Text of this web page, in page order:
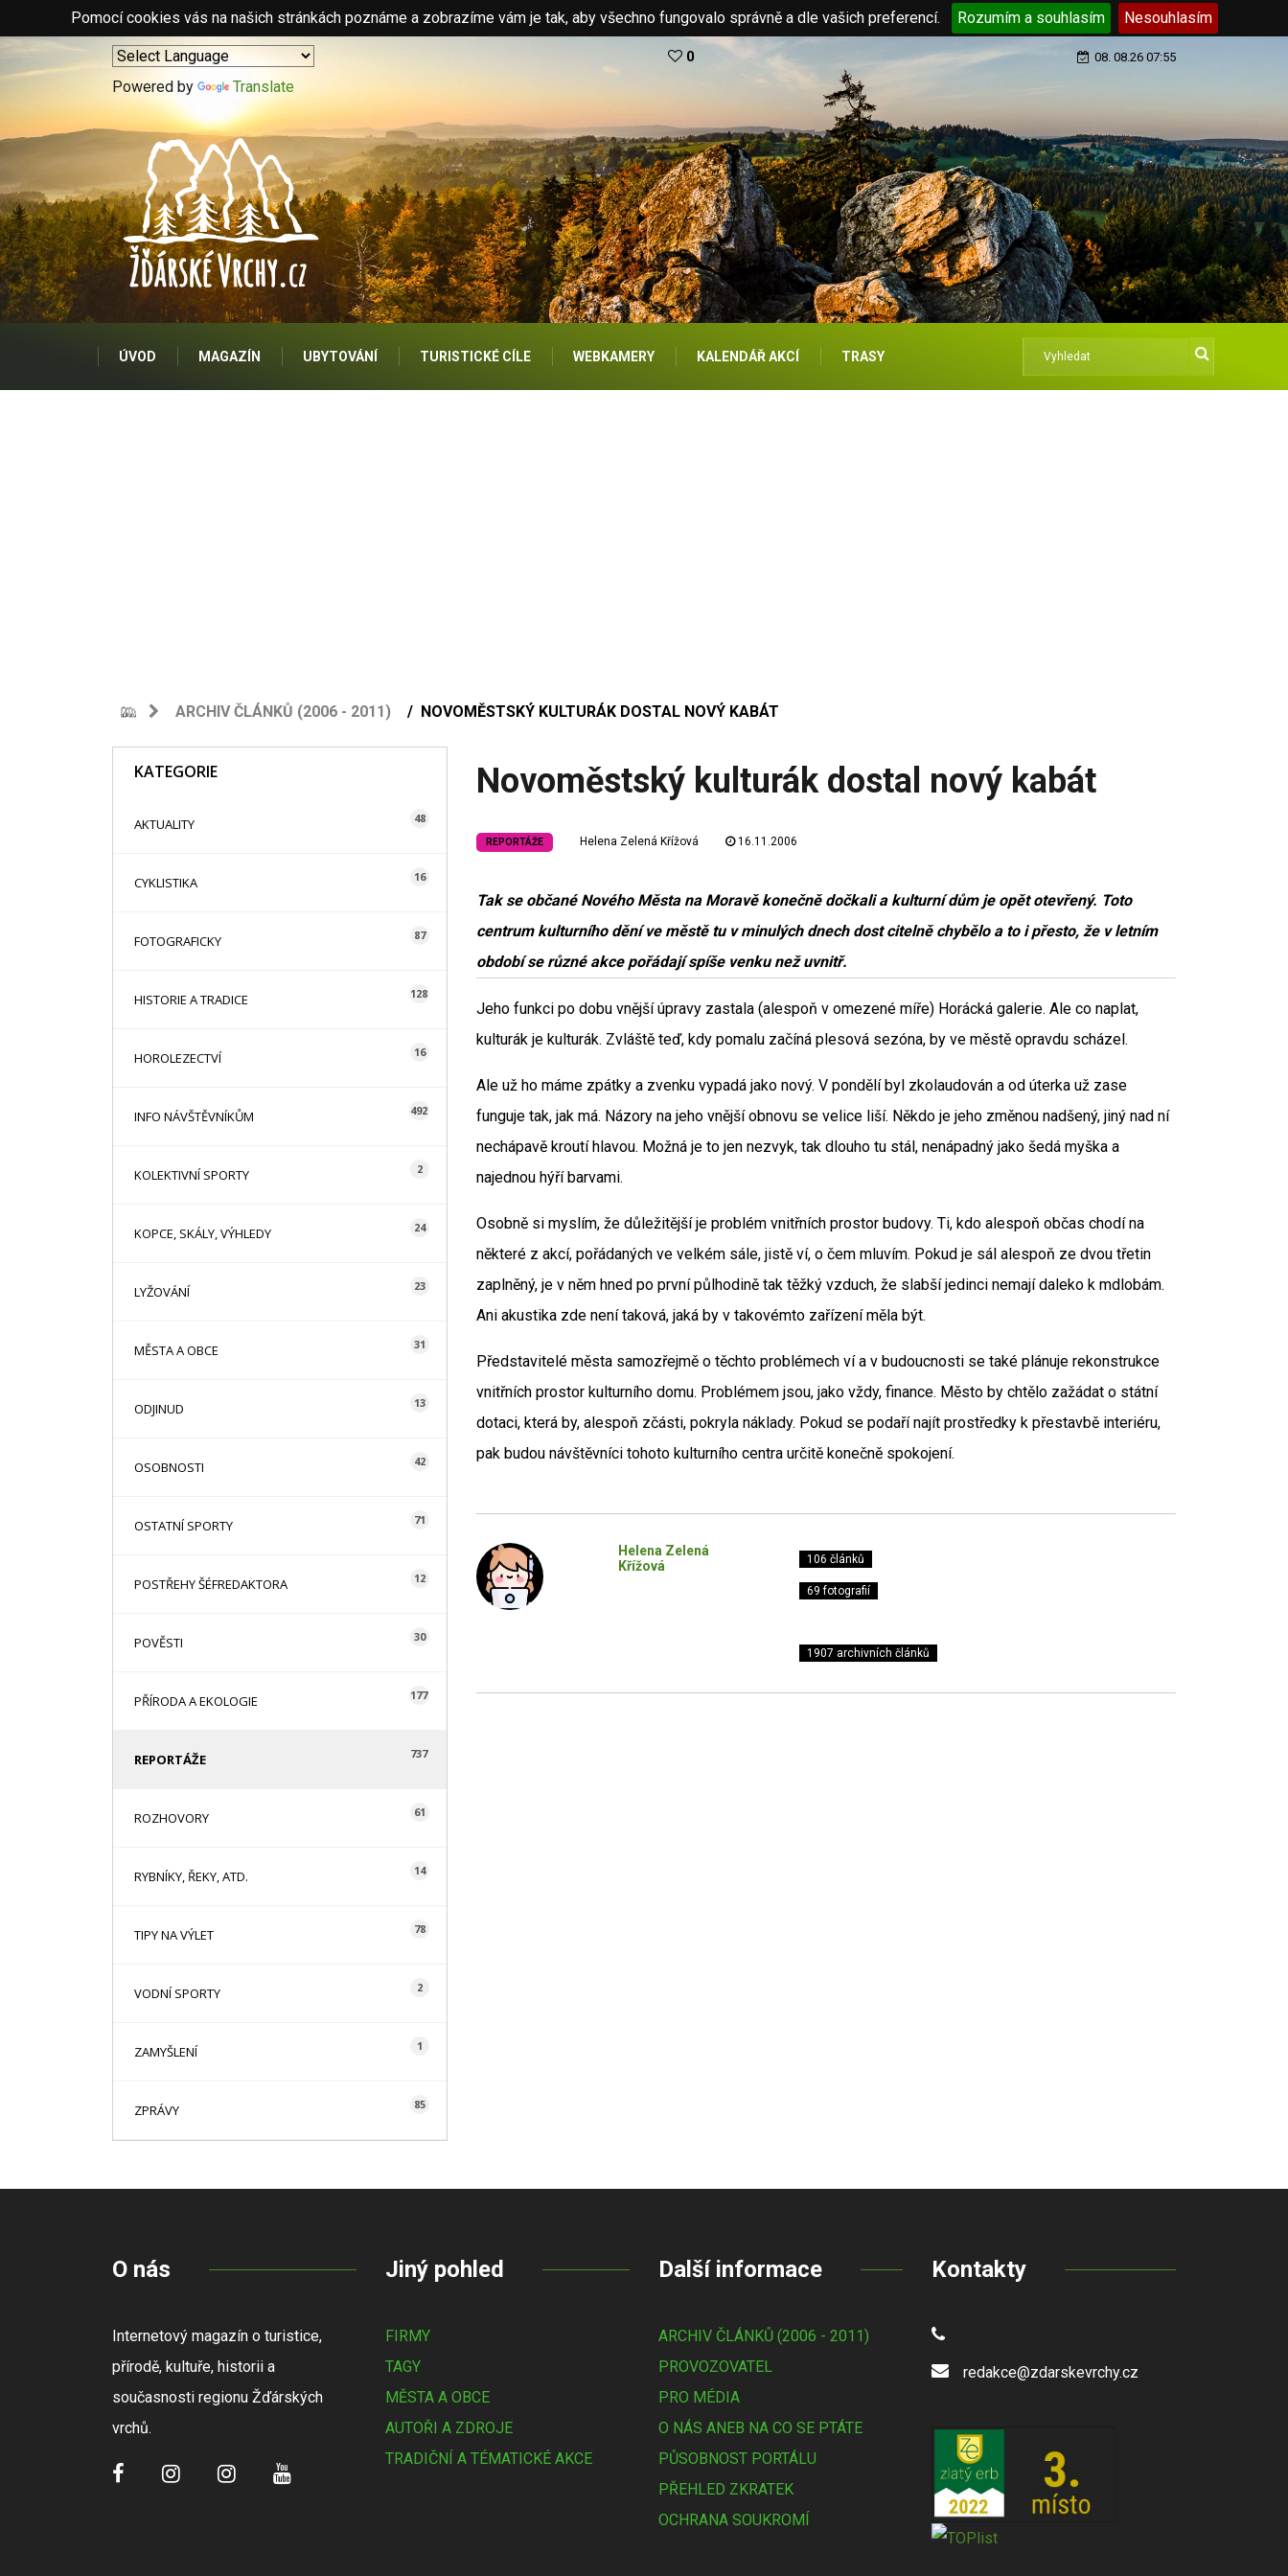
Pomocí cookies vás na našich stránkách poznáme a zobrazíme vám je tak, aby všechno fungovalo správně a dle vašich preferencí. Rozumím a souhlasím Nesouhlasím
Powered by Translate
0 08. 08.26 07:55
ÚVOD MAGAZÍN UBYTOVÁNÍ TURISTICKÉ CÍLE WEBKAMERY KALENDÁŘ AKCÍ TRASY
ARCHIV ČLÁNKŮ (2006 - 2011) NOVOMĚSTSKÝ KULTURÁK DOSTAL NOVÝ KABÁT
KATEGORIE
AKTUALITY 48
CYKLISTIKA 16
FOTOGRAFICKY 87
HISTORIE A TRADICE 128
HOROLEZECTVÍ 16
INFO NÁVŠTĚVNÍKŮM 492
KOLEKTIVNÍ SPORTY 2
KOPCE, SKÁLY, VÝHLEDY 24
LYŽOVÁNÍ 23
MĚSTA A OBCE 31
ODJINUD 13
OSOBNOSTI 42
OSTATNÍ SPORTY 71
POSTŘEHY ŠÉFREDAKTORA 12
POVĚSTI 30
PŘÍRODA A EKOLOGIE 177
REPORTÁŽE 737
ROZHOVORY 61
RYBNÍKY, ŘEKY, ATD. 14
TIPY NA VÝLET 78
VODNÍ SPORTY 2
ZAMYŠLENÍ 1
ZPRÁVY 85
Novoměstský kulturák dostal nový kabát
REPORTÁŽE Helena Zelená Křížová 16.11.2006
Tak se občané Nového Města na Moravě konečně dočkali a kulturní dům je opět otevřený. Toto
centrum kulturního dění ve městě tu v minulých dnech dost citelně chybělo a to i přesto, že v letním
období se různé akce pořádají spíše venku než uvnitř.
Jeho funkci po dobu vnější úpravy zastala (alespoň v omezené míře) Horácká galerie. Ale co naplat,
kulturák je kulturák. Zvláště teď, kdy pomalu začíná plesová sezóna, by ve městě opravdu scházel.
Ale už ho máme zpátky a zvenku vypadá jako nový. V pondělí byl zkolaudován a od úterka už zase
funguje tak, jak má. Názory na jeho vnější obnovu se velice liší. Někdo je jeho změnou nadšený, jiný nad ní
nechápavě kroutí hlavou. Možná je to jen nezvyk, tak dlouho tu stál, nenápadný jako šedá myška a
najednou hýří barvami.
Osobně si myslím, že důležitější je problém vnitřních prostor budovy. Ti, kdo alespoň občas chodí na
některé z akcí, pořádaných ve velkém sále, jistě ví, o čem mluvím. Pokud je sál alespoň ze dvou třetin
zaplněný, je v něm hned po první půlhodině tak těžký vzduch, že slabší jedinci nemají daleko k mdlobám.
Ani akustika zde není taková, jaká by v takovémto zařízení měla být.
Představitelé města samozřejmě o těchto problémech ví a v budoucnosti se také plánuje rekonstrukce
vnitřních prostor kulturního domu. Problémem jsou, jako vždy, finance. Město by chtělo zažádat o státní
dotaci, která by, alespoň zčásti, pokryla náklady. Pokud se podaří najít prostředky k přestavbě interiéru,
pak budou návštěvníci tohoto kulturního centra určitě konečně spokojení.
Helena Zelená
Křížová
106 článků
69 fotografií
1907 archivních článků
O nás
Internetový magazín o turistice,
přírodě, kultuře, historii a
současnosti regionu Žďárských
vrchů.
Jiný pohled
FIRMY
TAGY
MĚSTA A OBCE
AUTOŘI A ZDROJE
TRADIČNÍ A TÉMATICKÉ AKCE
Další informace
ARCHIV ČLÁNKŮ (2006 - 2011)
PROVOZOVATEL
PRO MÉDIA
O NÁS ANEB NA CO SE PTÁTE
PŮSOBNOST PORTÁLU
PŘEHLED ZKRATEK
OCHRANA SOUKROMÍ
Kontakty
redakce@zdarskevrchy.cz